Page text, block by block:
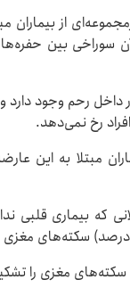
از
داخل رحم وجود
رخ نمی‌دهد.
مبتلا به این
که بیماری قلبی
مغزی را